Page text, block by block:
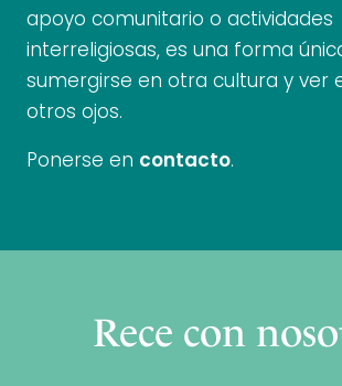
apoyo comunitario o actividades
interreligiosas, es una forma
sumergirse en otra cultura y ver
otros ojos.
Ponerse en contacto.
Rece con